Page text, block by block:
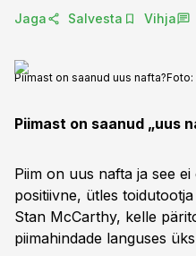
Jaga Salvesta Vihja
Piimast on saanud uus nafta?Foto:
Piimast on saanud „uus
Piim on uus nafta ja see
positiivne, ütles
Stan McCarthy, kelle
piimahindade languses